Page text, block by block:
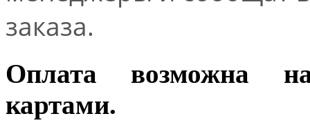
заказа.
Оплата возможна
картами.